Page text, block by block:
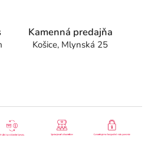
Kamenná predajňa
Košice, Mlynská 25